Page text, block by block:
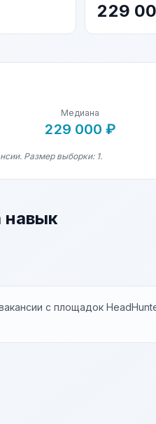
229
Медиана
229 000 ₽
Размер выборки: 1.
навык
с площадок